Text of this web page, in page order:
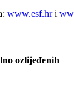
www.esf.hri
ozlijeđenih